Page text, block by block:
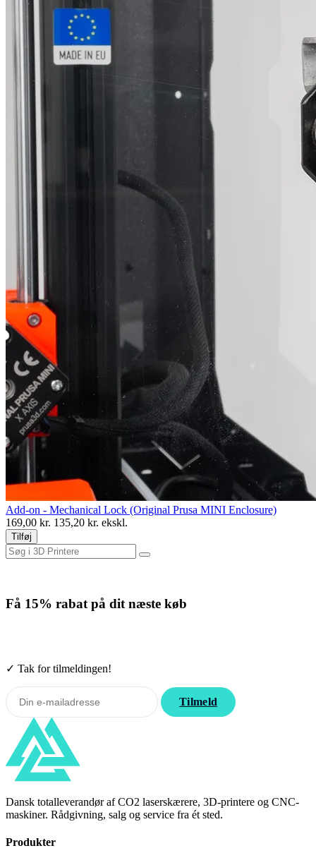
Add-on - Mechanical Lock (Original Prusa MINI Enclosure)
169,00 kr. 135,20 kr. ekskl.
Tilføj
Få 15% rabat på dit næste køb
✓ Tak for tilmeldingen!
Tilmeld
Dansk totalleverandør af CO2 laserskærere, 3D-printere og CNC-
maskiner. Rådgivning, salg og service fra ét sted.
Produkter